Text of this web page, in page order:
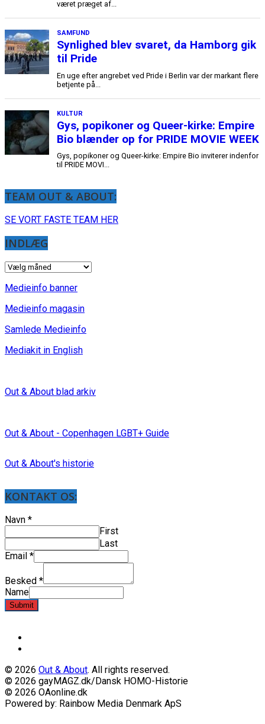
TEAM OUT & ABOUT:
SE VORT FASTE TEAM HER
INDLÆG
INDLÆG
Medieinfo banner
Medieinfo magasin
Samlede Medieinfo
Mediakit in English
Out & About blad arkiv
Out & About - Copenhagen LGBT+ Guide
Out & About's historie
KONTAKT OS:
Navn *
First
Last
Email *
Besked *
Name
Submit
© 2026 Out & About. All rights reserved.
© 2026 gayMAGZ.dk/Dansk HOMO-Historie
© 2026 OAonline.dk
Powered by: Rainbow Media Denmark ApS